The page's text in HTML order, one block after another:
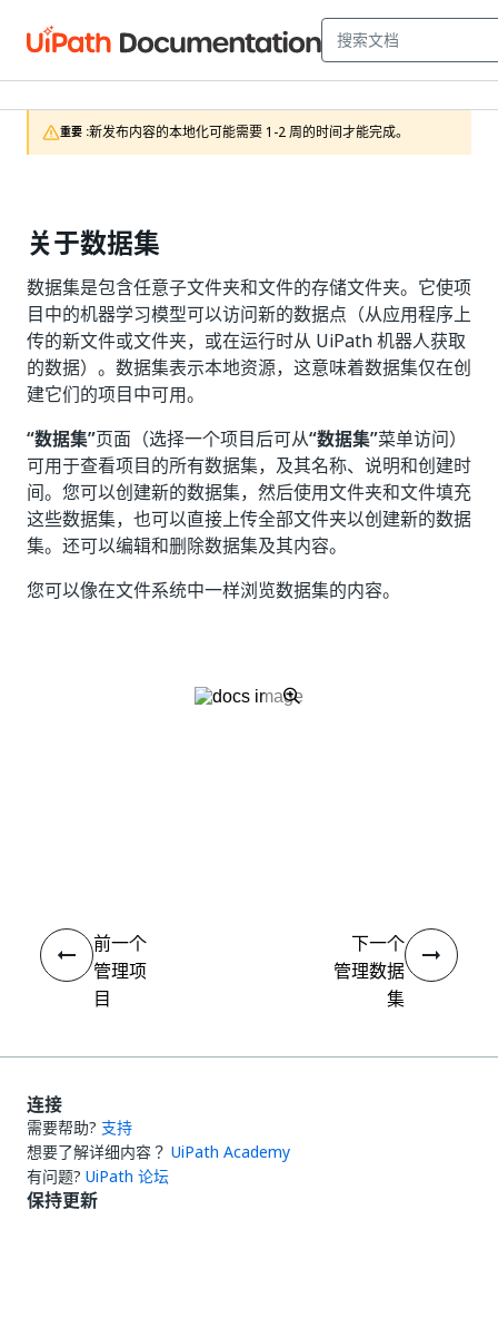
重要 :新发布内容的本地化可能需要 1-2 周的时间才能完成。
关于数据集
数据集是包含任意子文件夹和文件的存储文件夹。它使项
目中的机器学习模型可以访问新的数据点（从应用程序上
传的新文件或文件夹，或在运行时从 UiPath 机器人获取
的数据）。数据集表示本地资源，这意味着数据集仅在创
建它们的项目中可用。
“数据集”页面（选择一个项目后可从“数据集”菜单访问）
可用于查看项目的所有数据集，及其名称、说明和创建时
间。您可以创建新的数据集，然后使用文件夹和文件填充
这些数据集，也可以直接上传全部文件夹以创建新的数据
集。还可以编辑和删除数据集及其内容。
您可以像在文件系统中一样浏览数据集的内容。
前一个
管理项
目
下一个
管理数据
集
连接
需要帮助? 支持
想要了解详细内容？ UiPath Academy
有问题? UiPath 论坛
保持更新